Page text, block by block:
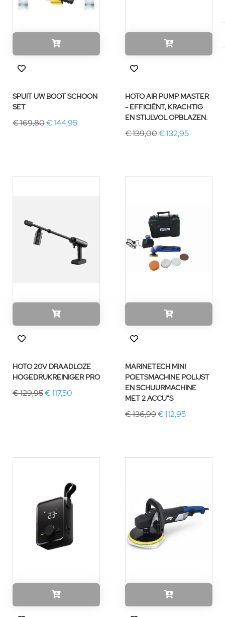
SPUIT UW BOOT SCHOON
SET
€ 169,80€ 144,95
HOTO AIR PUMP MASTER
- EFFICIËNT, KRACHTIG
EN STIJLVOL OPBLAZEN.
€ 139,00€ 132,95
HOTO 20V DRAADLOZE
HOGEDRUKREINIGER PRO
€ 129,95€ 117,50
MARINETECH MINI
POETSMACHINE POLIJST
EN SCHUURMACHINE
MET 2 ACCU”S
€ 136,99€ 112,95